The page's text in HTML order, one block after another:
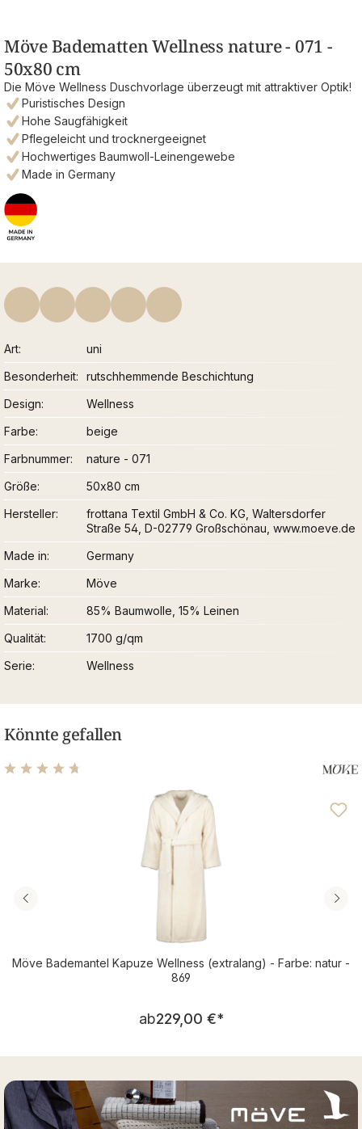
Möve Badematten Wellness nature - 071 -
50x80 cm
Die Möve Wellness Duschvorlage überzeugt mit attraktiver Optik!
Puristisches Design
Hohe Saugfähigkeit
Pflegeleicht und trocknergeeignet
Hochwertiges Baumwoll-Leinengewebe
Made in Germany
Art
uni
Besonderheit
rutschhemmende Beschichtung
Design
Wellness
Farbe
beige
Farbnummer
nature - 071
Größe
50x80 cm
Hersteller
frottana Textil GmbH & Co. KG, Waltersdorfer
Straße 54, D-02779 Großschönau, www.moeve.de
Made in
Germany
Marke
Möve
Material
85% Baumwolle, 15% Leinen
Qualität
1700 g/qm
Serie
Wellness
Könnte gefallen
Durchschnittliche Bewertung von 4.72 von 5 Sternen
Möve Bademantel Kapuze Wellness (extralang) - Farbe: natur -
869
Regulärer Preis:
ab229,00 €*